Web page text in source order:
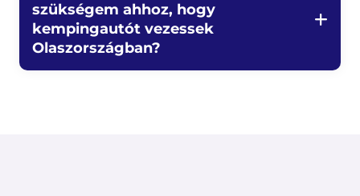
szükségem ahhoz, hogy
kempingautót vezessek
Olaszországban?